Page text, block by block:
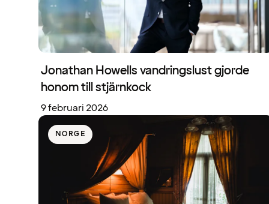
Jonathan Howells vandringslust gjorde
honom till stjärnkock
9 februari 2026
NORGE